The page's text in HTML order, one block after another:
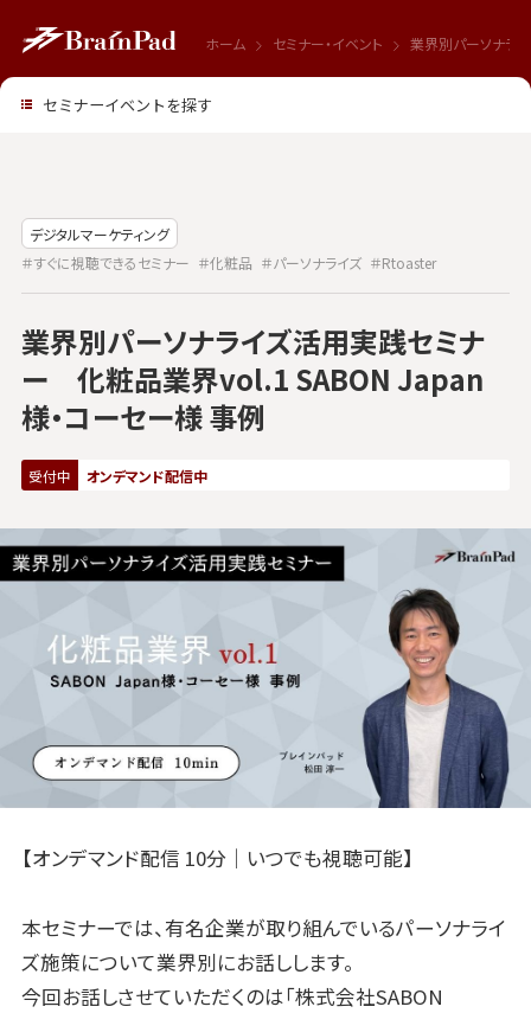
ホーム セミナー・イベント 業界別パーソナラ
デジタルマーケティング
＃すぐに視聴できるセミナー ＃化粧品 ＃パーソナライズ ＃Rtoaster
業界別パーソナライズ活用実践セミナ
ー 化粧品業界vol.1 SABON Japan
様・コーセー様 事例
受付中 オンデマンド配信中
【オンデマンド配信 10分｜いつでも視聴可能】
本セミナーでは、有名企業が取り組んでいるパーソナライ
ズ施策について業界別にお話しします。
今回お話しさせていただくのは「株式会社SABON
セミナーイベントを探す